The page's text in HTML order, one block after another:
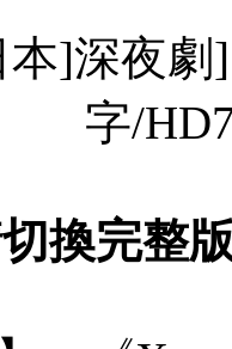
本]深夜劇
字/
換完整